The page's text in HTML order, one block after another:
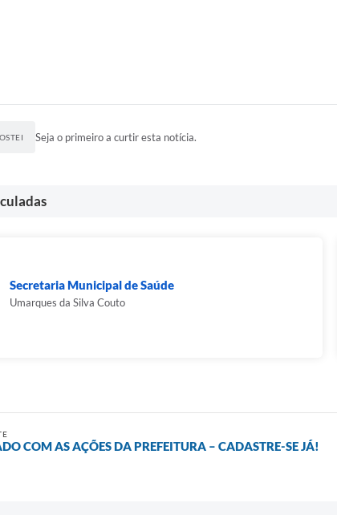
Seja o primeiro a curtir esta notícia.
Secretaria Municipal de Saúde
Umarques da Silva Couto
COM AS AÇÕES DA PREFEITURA – CADASTRE-SE JÁ!